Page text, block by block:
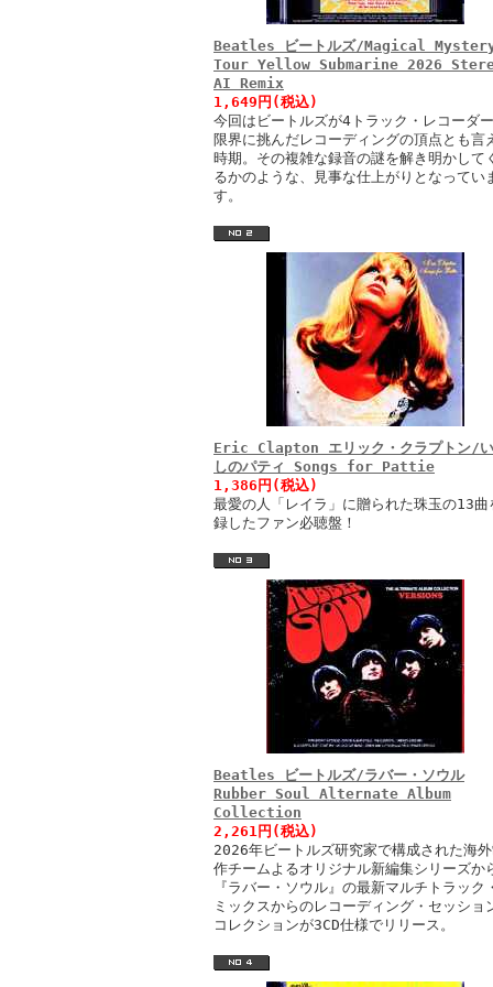
Beatles ビートルズ/Magical
Tour Yellow Submarine 2026
AI Remix
1,649円(税込)
今回はビートルズが4トラック・レコーダ
限界に挑んだレコーディングの頂点とも言
時期。その複雑な録音の謎を解き明かして
るかのような、見事な仕上がりとなってい
す。
Eric Clapton エリック・クラプトン/い
しのパティ Songs for Pattie
1,386円(税込)
最愛の人「レイラ」に贈られた珠玉の13曲
録したファン必聴盤！
Beatles ビートルズ/ラバー・ソウル
Rubber Soul Alternate Album
Collection
2,261円(税込)
2026年ビートルズ研究家で構成された海外
作チームよるオリジナル新編集シリーズか
『ラバー・ソウル』の最新マルチトラック
ミックスからのレコーディング・セッショ
コレクションが3CD仕様でリリース。